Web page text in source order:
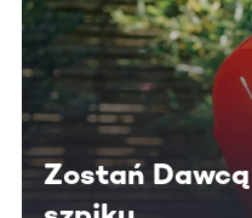
Zostań Dawcą